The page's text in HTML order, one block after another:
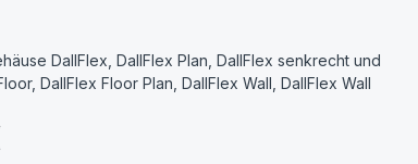
DallFlex, DallFlex Plan, DallFlex senkrecht und
DallFlex Floor Plan, DallFlex Wall, DallFlex Wall